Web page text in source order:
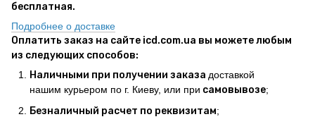
бесплатная.
Подробнее о доставке
Оплатить заказ на сайте icd.com.ua вы можете любым
из следующих способов:
Наличными при получении заказа доставкой
нашим курьером по г. Киеву, или при самовывозе;
Безналичный расчет по реквизитам;